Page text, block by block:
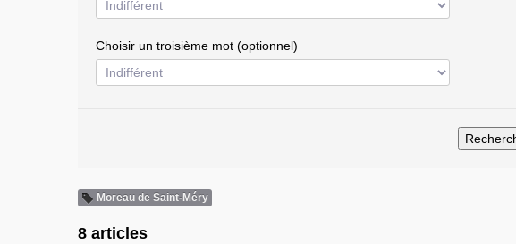
Choisir un troisième mot (optionnel)
Moreau de Saint-Méry
8 articles